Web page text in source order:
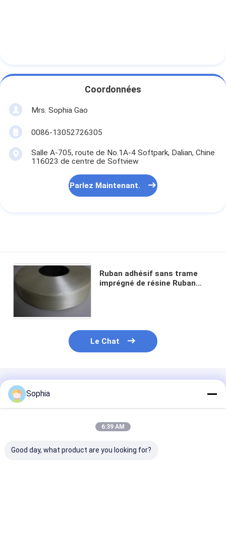
Coordonnées
Mrs. Sophia Gao
0086-13052726305
Salle A-705, route de No.1A-4 Softpark, Dalian, Chine
116023 de centre de Softview
Parlez Maintenant.
Ruban adhésif sans trame
imprégné de résine Ruban
Le Chat
Produits Recommandés
Sophia
6:39 AM
Good day, what product are you looking for?